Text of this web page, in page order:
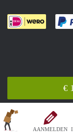
AANMELDEN